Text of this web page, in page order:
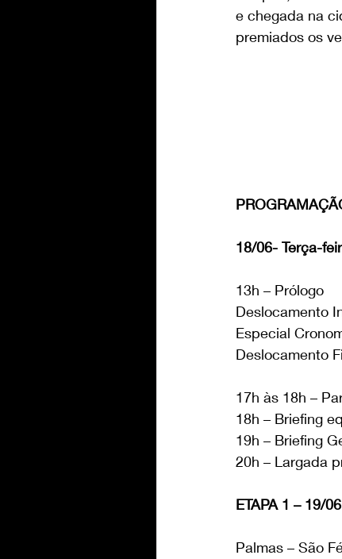
e chegada na
premiados os
18/06- Terça-
13h – Prólogo
Deslocamento
Especial
Deslocamento
17h às 18h –
18h – Briefing
19h – Briefing
20h – Largada
ETAPA 1 – 19/
Palmas – São